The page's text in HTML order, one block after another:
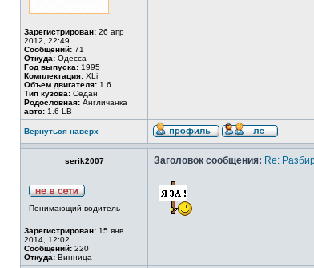
Зарегистрирован: 26 апр
2012, 22:49
Сообщений: 71
Откуда: Одесса
Год выпуска: 1995
Комплектация: XLi
Объем двигателя: 1.6
Тип кузова: Седан
Родословная: Англичанка
авто: 1.6 LB
Вернуться наверх
serik2007 Заголовок сообщения: Re:
Понимающий водитель
Зарегистрирован: 15 янв
2014, 12:02
Сообщений: 220
Откуда: Винница